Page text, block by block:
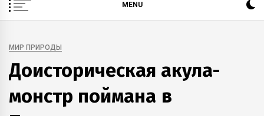
MENU
МИР ПРИРОДЫ
Доисторическая акула-
монстр поймана в